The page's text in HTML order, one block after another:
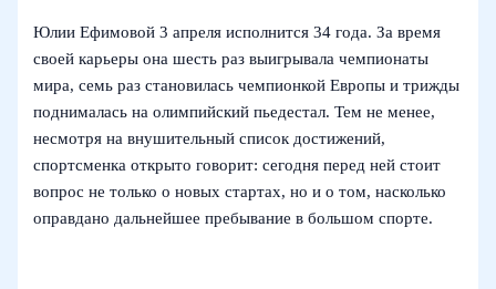
Юлии Ефимовой 3 апреля исполнится 34 года. За время
своей карьеры она шесть раз выигрывала чемпионаты
мира, семь раз становилась чемпионкой Европы и трижды
поднималась на олимпийский пьедестал. Тем не менее,
несмотря на внушительный список достижений,
спортсменка открыто говорит: сегодня перед ней стоит
вопрос не только о новых стартах, но и о том, насколько
оправдано дальнейшее пребывание в большом спорте.